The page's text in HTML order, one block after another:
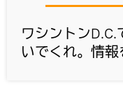
ワシントン
いでくれ。情報